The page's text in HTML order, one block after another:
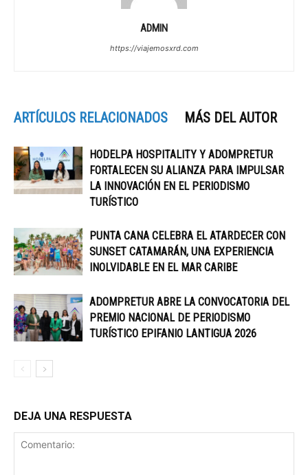
ADMIN
https://viajemosxrd.com
ARTÍCULOS RELACIONADOS MÁS DEL AUTOR
HODELPA HOSPITALITY Y ADOMPRETUR
FORTALECEN SU ALIANZA PARA IMPULSAR
LA INNOVACIÓN EN EL PERIODISMO
TURÍSTICO
PUNTA CANA CELEBRA EL ATARDECER CON
SUNSET CATAMARÁN, UNA EXPERIENCIA
INOLVIDABLE EN EL MAR CARIBE
ADOMPRETUR ABRE LA CONVOCATORIA DEL
PREMIO NACIONAL DE PERIODISMO
TURÍSTICO EPIFANIO LANTIGUA 2026
DEJA UNA RESPUESTA